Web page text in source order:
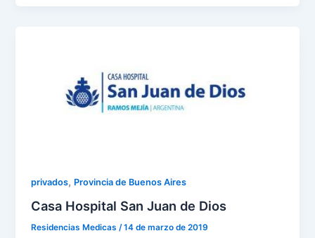
privados, Provincia de Buenos Aires
Casa Hospital San Juan de Dios
Residencias Medicas/14 de marzo de 2019